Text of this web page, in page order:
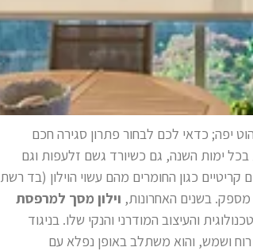
יפה; כדאי לכם לבחור פתרון סגירה חכם
ימות השנה, גם כשיורד גשם זלעפות וגם
כגון החומרים מהם עשוי הוילון (בד רשת
בשנים האחרונות, וילון מסך למרפסת
והעיצוב המודרני והנקי שלו. בניגוד
ושמש, והוא משתלב באופן נפלא עם